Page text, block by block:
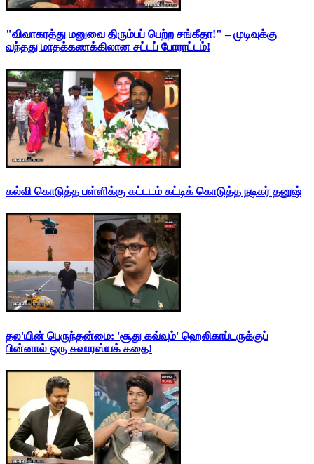
"விவாகரத்து மனுவை திரும்பப் பெற்ற சங்கீதா!" – முடிவுக்கு
வந்தது மாதக்கணக்கிலான சட்டப் போராட்டம்!
கல்வி கொடுத்த பள்ளிக்கு கட்டடம் கட்டிக் கொடுத்த நடிகர் தனுஷ்
தல'யின் பெருந்தன்மை: 'சூது கவ்வும்' ஹெலிகாப்டருக்குப்
பின்னால் ஒரு சுவாரஸ்யக் கதை!